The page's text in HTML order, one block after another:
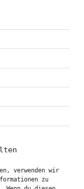
verwenden wir
zu